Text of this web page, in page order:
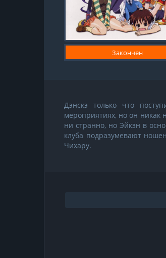
Закончен
Дэнскэ только что
мероприятиях, но он никак
ни странно, но Эйкэн в
клуба подразумевают
Чихару.